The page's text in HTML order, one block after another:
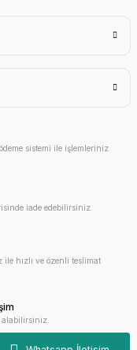
sistemi ile işlemleriniz
iade edebilirsiniz.
ile hızlı ve özenli teslimat
alabilirsiniz.